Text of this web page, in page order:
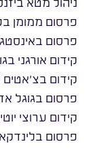
פרסום ממומן
פרסום
קידום אורגני
קידום בצ׳אטים GEO
פרסום בגוגל
קידום ערוצי
פרסום